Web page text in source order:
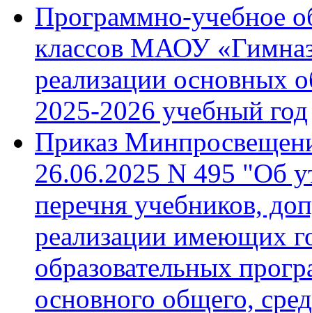
Программно-учебное
классов МАОУ
реализации основных
2025-2026 учебный год
Приказ
26.06.2025 N 495 "Об
перечня учебников,
реализации имеющих
образовательных
основного общего,